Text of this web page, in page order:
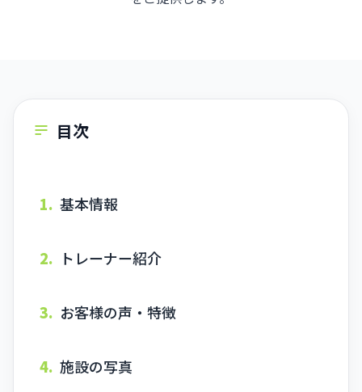
目次
1. 基本情報
2. トレーナー紹介
3. お客様の声・特徴
4. 施設の写真